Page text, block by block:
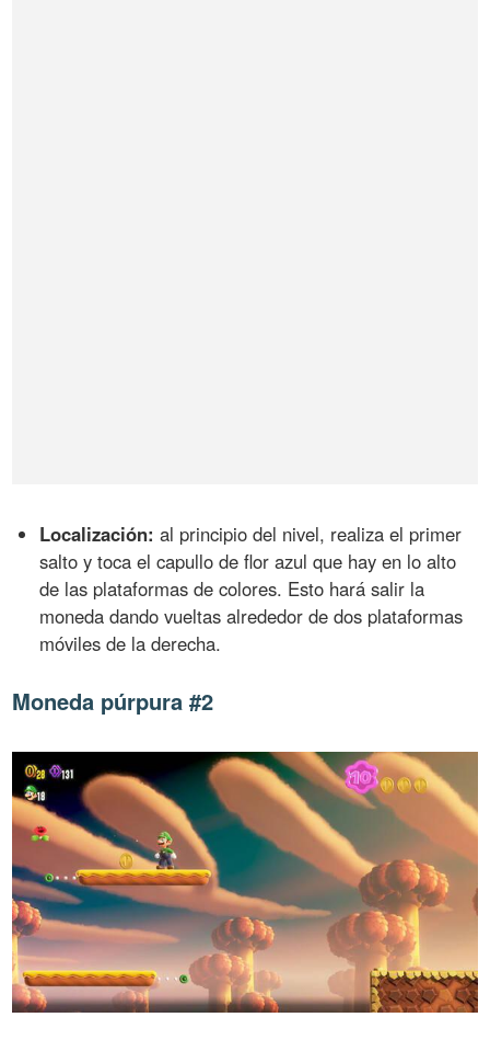
Localización: al principio del nivel, realiza el primer
salto y toca el capullo de flor azul que hay en lo alto
de las plataformas de colores. Esto hará salir la
moneda dando vueltas alrededor de dos plataformas
móviles de la derecha.
Moneda púrpura #2